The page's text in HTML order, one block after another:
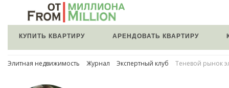
КУПИТЬ КВАРТИРУ АРЕНДОВАТЬ КВАРТИРУ
Элитная недвижимость Журнал Экспертный клуб Теневой рынок